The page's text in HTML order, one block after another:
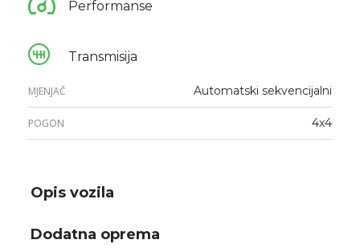
Performanse
Transmisija
MJENJAČ Automatski sekvencijalni
POGON 4x4
Opis vozila
Dodatna oprema